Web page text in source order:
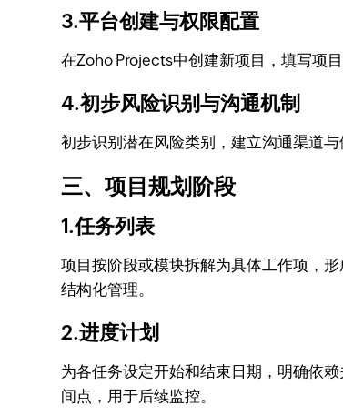
3.平台创建与权限配置
在Zoho Projects中创建新项目，填写项
4.初步风险识别与沟通机制
初步识别潜在风险类别，建立沟通渠道与
三、项目规划阶段
1.任务列表
项目按阶段或模块拆解为具体工作项，
结构化管理。
2.进度计划
为各任务设定开始和结束日期，明确依
间点，用于后续监控。